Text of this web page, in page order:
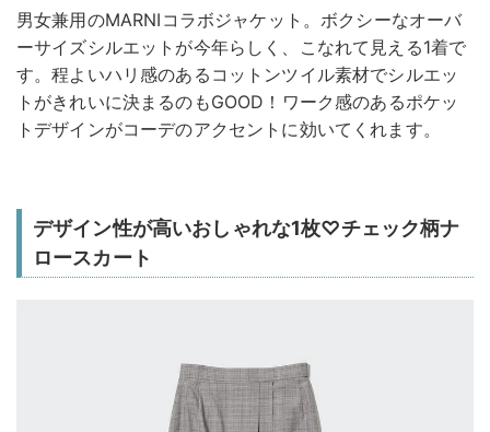
男女兼用のMARNIコラボジャケット。ボクシーなオーバ
ーサイズシルエットが今年らしく、こなれて見える1着で
す。程よいハリ感のあるコットンツイル素材でシルエッ
トがきれいに決まるのもGOOD！ワーク感のあるポケッ
トデザインがコーデのアクセントに効いてくれます。
デザイン性が高いおしゃれな1枚♡チェック柄ナ
ロースカート